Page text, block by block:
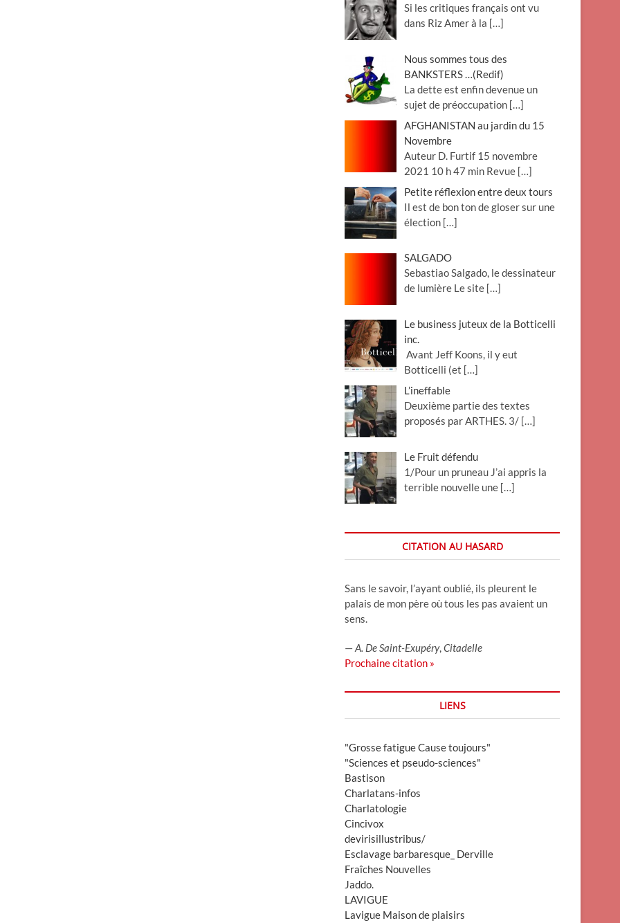
Si les critiques français ont vu
dans Riz Amer à la […]
Nous sommes tous des
BANKSTERS …(Redif)
La dette est enfin devenue un
sujet de préoccupation […]
AFGHANISTAN au jardin du 15
Novembre
Auteur D. Furtif 15 novembre
2021 10 h 47 min Revue […]
Petite réflexion entre deux tours
Il est de bon ton de gloser sur une
élection […]
SALGADO
Sebastiao Salgado, le dessinateur
de lumière Le site […]
Le business juteux de la Botticelli
inc.
Avant Jeff Koons, il y eut
Botticelli (et […]
L’ineffable
Deuxième partie des textes
proposés par ARTHES. 3/ […]
Le Fruit défendu
1/Pour un pruneau J’ai appris la
terrible nouvelle une […]
CITATION AU HASARD
Sans le savoir, l’ayant oublié, ils pleurent le
palais de mon père où tous les pas avaient un
sens.
—A. De Saint-Exupéry,Citadelle
Prochaine citation »
LIENS
"Grosse fatigue Cause toujours"
"Sciences et pseudo-sciences"
Bastison
Charlatans-infos
Charlatologie
Cincivox
devirisillustribus/
Esclavage barbaresque_ Derville
Fraîches Nouvelles
Jaddo.
LAVIGUE
Lavigue Maison de plaisirs